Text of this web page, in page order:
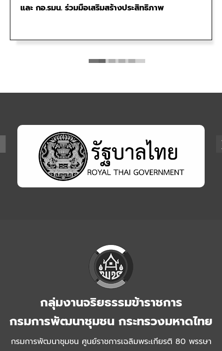
และ กอ.รมน. ร่วมมือเสริมสร้างประสิทธิภาพ
กลุ่มงานจริยธรรมข้าราชการ
กรมการพัฒนาชุมชน กระทรวงมหาดไทย
กรมการพัฒนาชุมชน ศูนย์ราชการเฉลิมพระเกียรติ 80 พรรษา